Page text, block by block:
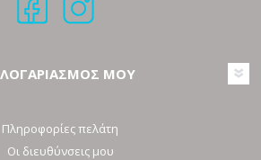
ΜΟΥ
Πληροφορίες πελάτη
Οι διευθύνσεις μου